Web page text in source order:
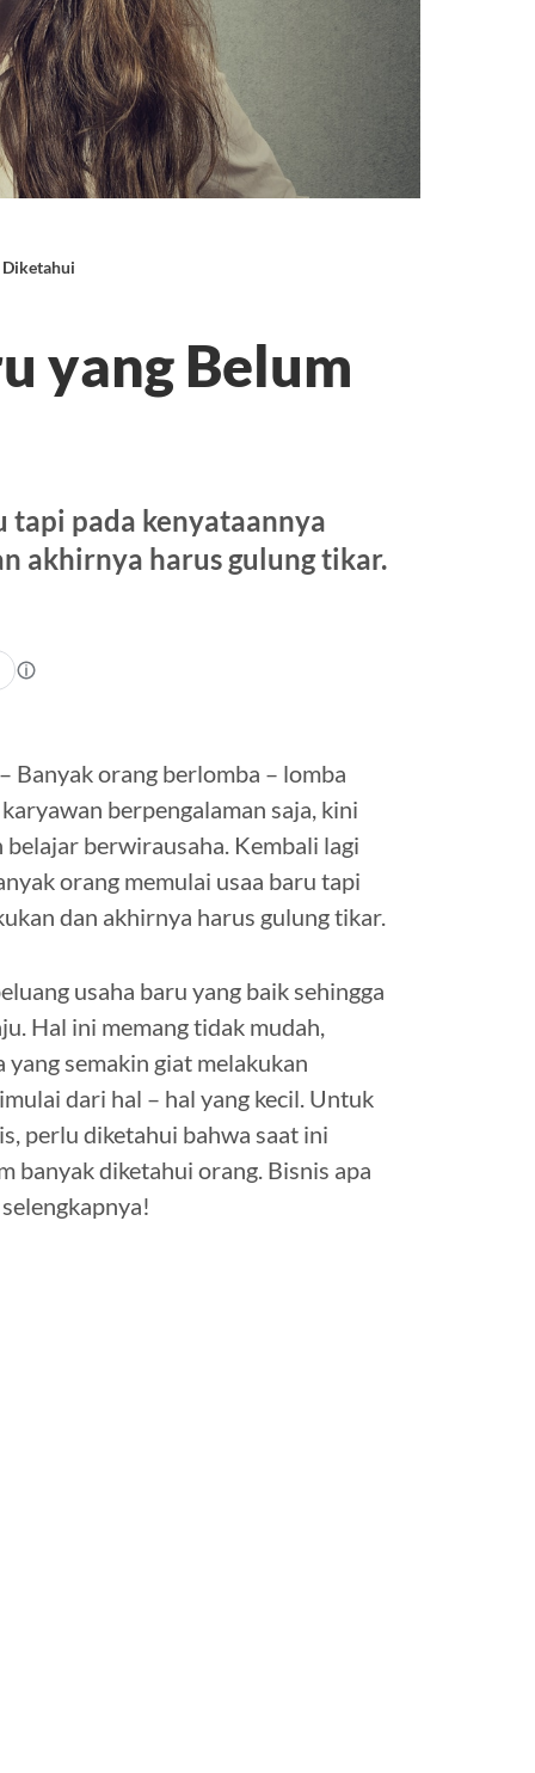
Diketahui
yang Belum
tapi pada kenyataannya
akhirnya harus gulung tikar.
Banyak orang berlomba – lomba
berpengalaman saja, kini
berwirausaha. Kembali lagi
orang memulai usaa baru tapi
dan akhirnya harus gulung tikar.
usaha baru yang baik sehingga
Hal ini memang tidak mudah,
semakin giat melakukan
dari hal – hal yang kecil. Untuk
perlu diketahui bahwa saat ini
banyak diketahui orang. Bisnis apa